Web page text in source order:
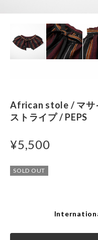
African stole / マサ
ストライプ / PEPS
¥5,500
SOLD OUT